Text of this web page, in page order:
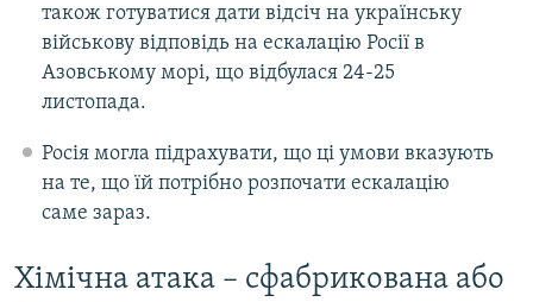
також готуватися дати відсіч на українську
військову відповідь на ескалацію Росії в
Азовському морі, що відбулася 24-25
листопада.
Росія могла підрахувати, що ці умови вказують
на те, що їй потрібно розпочати ескалацію
саме зараз.
Хімічна атака – сфабрикована або